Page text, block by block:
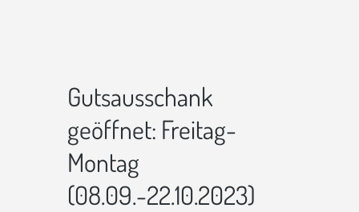
Gutsausschank
geöffnet: Freitag-
Montag
(08.09.-22.10.2023)